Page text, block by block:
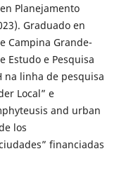
Planejamento
Graduado en
Campina Grande-
Estudo e Pesquisa
na linha de pesquisa
Local” e
and urban
los
financiadas